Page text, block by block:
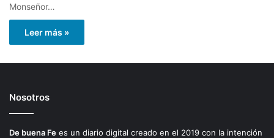
Monseñor…
Leer más »
Nosotros
De buena Fe es un diario digital creado en el 2019 con la intención